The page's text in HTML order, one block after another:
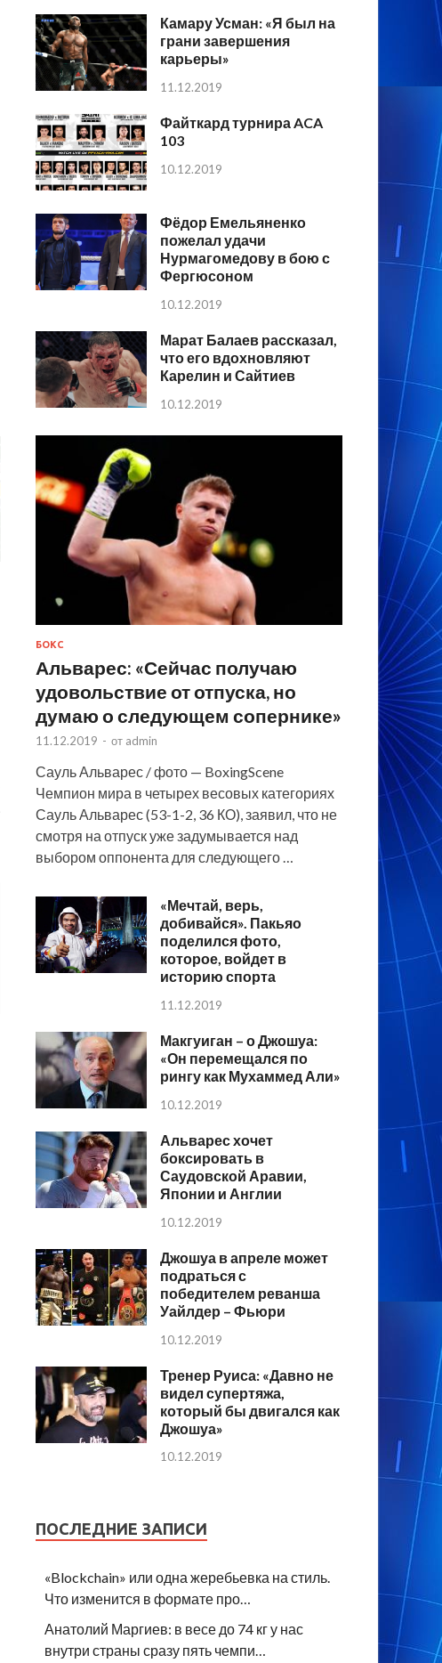
Камару Усман: «Я был на
грани завершения
карьеры»
11.12.2019
Файткард турнира ACA
103
10.12.2019
Фёдор Емельяненко
пожелал удачи
Нурмагомедову в бою с
Фергюсоном
10.12.2019
Марат Балаев рассказал,
что его вдохновляют
Карелин и Сайтиев
10.12.2019
БОКС
Альварес: «Сейчас получаю
удовольствие от отпуска, но
думаю о следующем сопернике»
11.12.2019 - от admin
Сауль Альварес / фото — BoxingScene
Чемпион мира в четырех весовых категориях
Сауль Альварес (53-1-2, 36 КО), заявил, что не
смотря на отпуск уже задумывается над
выбором оппонента для следующего …
«Мечтай, верь,
добивайся». Пакьяо
поделился фото,
которое, войдет в
историю спорта
11.12.2019
Макгуиган – о Джошуа:
«Он перемещался по
рингу как Мухаммед Али»
10.12.2019
Альварес хочет
боксировать в
Саудовской Аравии,
Японии и Англии
10.12.2019
Джошуа в апреле может
подраться с
победителем реванша
Уайлдер – Фьюри
10.12.2019
Тренер Руиса: «Давно не
видел супертяжа,
который бы двигался как
Джошуа»
10.12.2019
ПОСЛЕДНИЕ ЗАПИСИ
«Blockchain» или одна жеребьевка на стиль.
Что изменится в формате про…
Анатолий Маргиев: в весе до 74 кг у нас
внутри страны сразу пять чемпи…